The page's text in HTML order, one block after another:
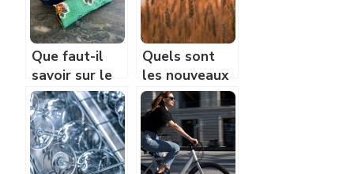
Que faut-il
savoir sur le
bee wrap ?
Quels sont
les nouveaux
dispositifs sur
le bien etre
animal ?